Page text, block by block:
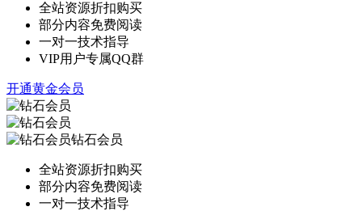
全站资源折扣购买
部分内容免费阅读
一对一技术指导
VIP用户专属QQ群
开通黄金会员
钻石会员
全站资源折扣购买
部分内容免费阅读
一对一技术指导